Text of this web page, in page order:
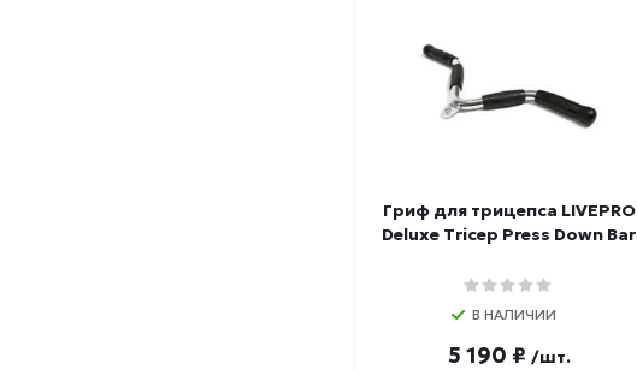
Гриф для трицепса LIVEPRO
Deluxe Tricep Press Down Bar
В НАЛИЧИИ
5 190 ₽ /шт.